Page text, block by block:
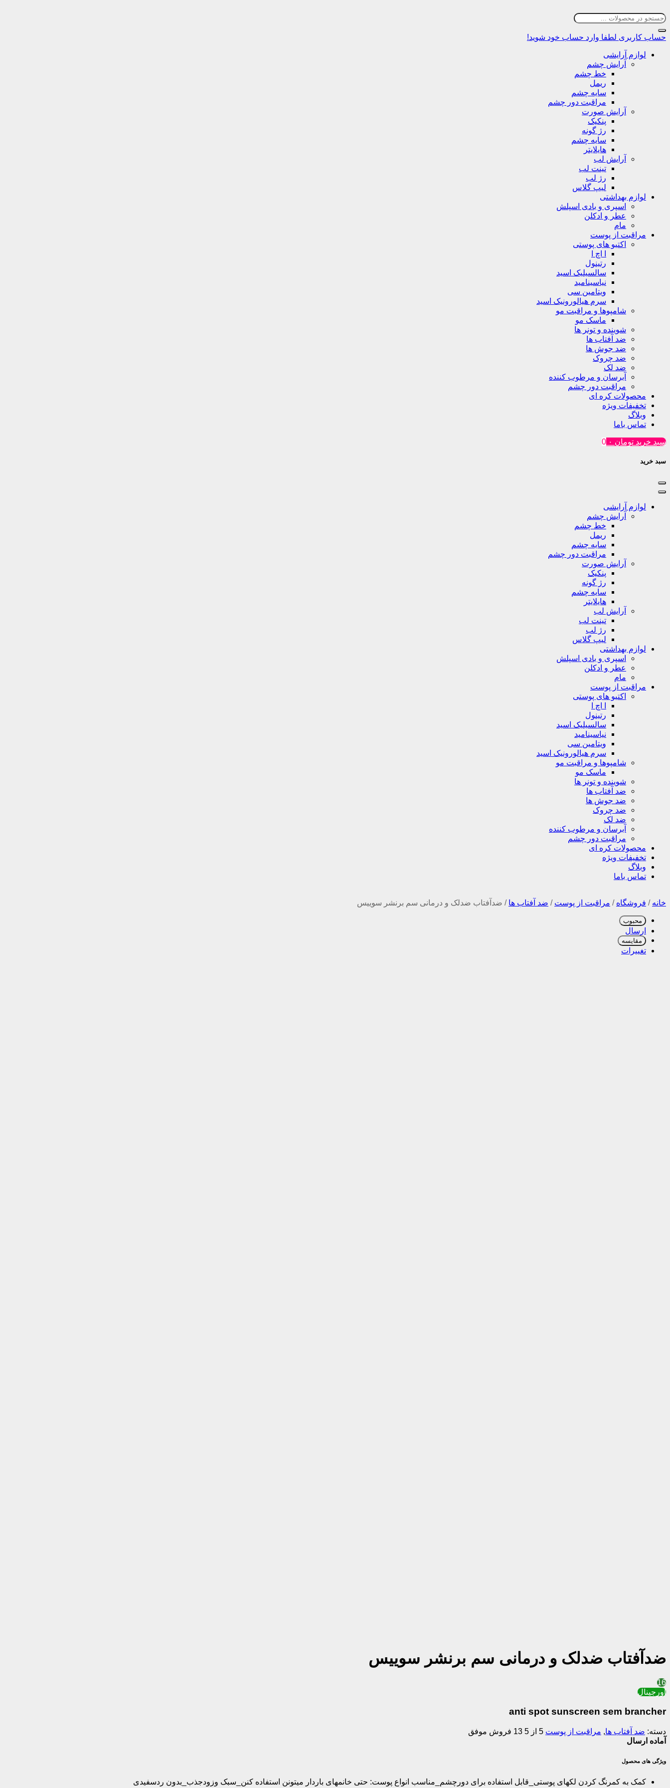
حساب کاربری لطفا وارد حساب خود شوید!
لوازم آرایشی
آرایش چشم
خط چشم
ریمل
سایه چشم
مراقبت دور چشم
آرایش صورت
پنکیک
رژ گونه
سایه چشم
هایلایتر
آرایش لب
تینت لب
رژ لب
لیپ گلاس
لوازم بهداشتی
اسپری و بادی اسپلش
عطر و ادکلن
مام
مراقبت از پوست
اکتیو های پوستی
ا اچ ا
رتینول
سالسیلیک اسید
نیاسینامید
ویتامین سی
سرم هیالورونیک اسید
شامپوها و مراقبت مو
ماسک مو
شوینده و تونر ها
ضد آفتاب ها
ضد جوش ها
ضد چروک
ضد لک
آبرسان و مرطوب کننده
مراقبت دور چشم
محصولات کره ای
تخفیفات ویژه
وبلاگ
تماس باما
سبد خرید تومان 0
سبد خرید
لوازم آرایشی
آرایش چشم
خط چشم
ریمل
سایه چشم
مراقبت دور چشم
آرایش صورت
پنکیک
رژ گونه
سایه چشم
هایلایتر
آرایش لب
تینت لب
رژ لب
لیپ گلاس
لوازم بهداشتی
اسپری و بادی اسپلش
عطر و ادکلن
مام
مراقبت از پوست
اکتیو های پوستی
ا اچ ا
رتینول
سالسیلیک اسید
نیاسینامید
ویتامین سی
سرم هیالورونیک اسید
شامپوها و مراقبت مو
ماسک مو
شوینده و تونر ها
ضد آفتاب ها
ضد جوش ها
ضد چروک
ضد لک
آبرسان و مرطوب کننده
مراقبت دور چشم
محصولات کره ای
تخفیفات ویژه
وبلاگ
تماس باما
خانه / فروشگاه / مراقبت از پوست / ضد آفتاب ها / ضدآفتاب ضدلک و درمانی سم برنشر سوییس
محبوب
ارسال
مقایسه
تغییرات
ضدآفتاب ضدلک و درمانی سم برنشر سوییس
16
اورجینال
anti spot sunscreen sem brancher
دسته: ضد آفتاب ها, مراقبت از پوست 5 از 5
13 فروش موفق
آماده ارسال
ویژگی های محصول
کمک به کمرنگ کردن لکهای پوستی_قابل استفاده برای دورچشم_مناسب انواع پوست: حتی خانمهای باردار میتونن استفاده کنن_سبک وزودجذب_بدون ردسفیدی